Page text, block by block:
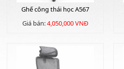
Ghế công thái học A567
Giá bán:4,050,000 VNĐ